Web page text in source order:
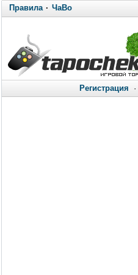
Правила· ЧаВо
Регистрация ·